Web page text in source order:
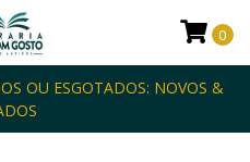
OU ESGOTADOS: NOVOS &
0